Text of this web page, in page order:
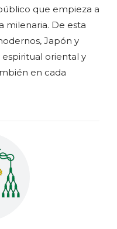
que empieza a
milenaria. De esta
Japón y
espiritual oriental y
en cada